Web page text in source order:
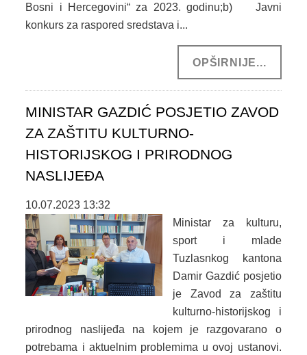
Bosni i Hercegovini“ za 2023. godinu;b) Javni
konkurs za raspored sredstava i...
OPŠIRNIJE...
MINISTAR GAZDIĆ POSJETIO ZAVOD
ZA ZAŠTITU KULTURNO-
HISTORIJSKOG I PRIRODNOG
NASLIJEĐA
10.07.2023 13:32
Ministar za kulturu,
sport i mlade
Tuzlasnkog kantona
Damir Gazdić posjetio
je Zavod za zaštitu
kulturno-historijskog i
prirodnog naslijeđa na kojem je razgovarano o
potrebama i aktuelnim problemima u ovoj ustanovi.